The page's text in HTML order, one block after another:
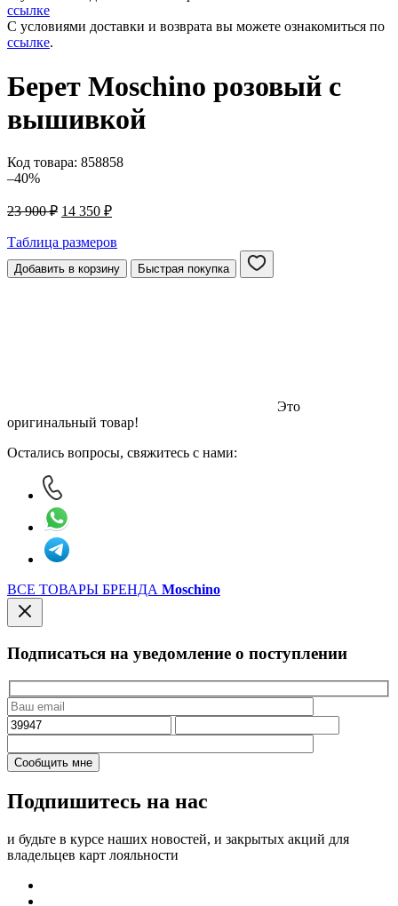
ссылке
С условиями доставки и возврата вы можете ознакомиться по
ссылке.
Берет Moschino розовый c
вышивкой
Код товара: 858858
–40%
23 900₽ Первоначальная
составляла
900 ₽.
14 350 ₽Текущая
14
350 ₽.
Таблица размеров
Добавить в корзину Быстрая покупка
Это
оригинальный товар!
Остались вопросы, свяжитесь с нами:
ВСЕ ТОВАРЫ БРЕНДА Moschino
Подписаться на уведомление о поступлении
Подпишитесь на нас
и будьте в курсе наших новостей, и закрытых акций для
владельцев карт лояльности